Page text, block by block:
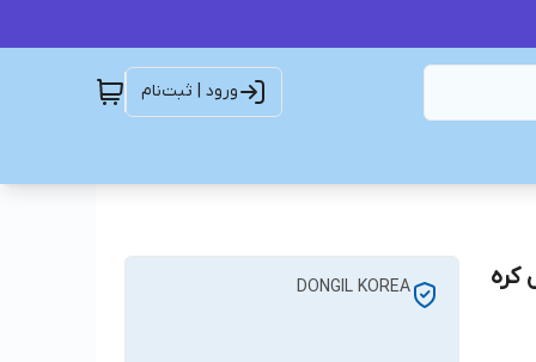
ورود | ثبت‌نام
DONGIL KOREA